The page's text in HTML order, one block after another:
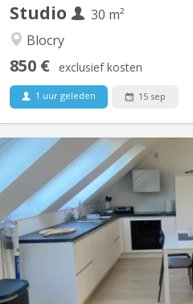
Studio
30 m²
Blocry
850 € exclusief kosten
1 uur geleden 15 sep
Superbe studio de standing à 6
Neuve. Meublé ou pas. Avec
voulue. Petit jardinet. Cuisine
bain état neuf. Libre